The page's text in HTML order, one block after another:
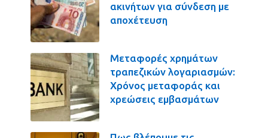
ακινήτων για σύνδεση με
αποχέτευση
Μεταφορές χρημάτων
τραπεζικών λογαριασμών:
Χρόνος μεταφοράς και
χρεώσεις εμβασμάτων